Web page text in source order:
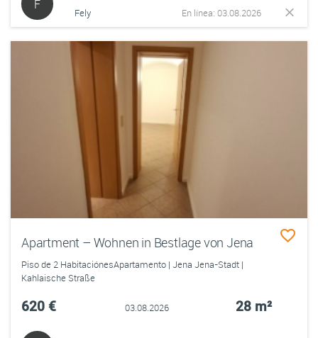
F
Fely En línea: 03.08.2026
Apartment – Wohnen in Bestlage von Jena
Piso de 2 HabitaciónesApartamento | Jena Jena-Stadt |
Kahlaische Straße
620 € 03.08.2026 28 m²